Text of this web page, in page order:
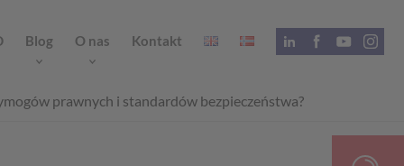
Blog O nas Kontakt
prawnych i standardów bezpieczeństwa?